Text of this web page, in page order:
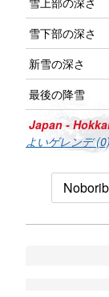
雪下部の深さ
新雪の深さ
最後の降雪
Japan -
よいゲレンデ (0)